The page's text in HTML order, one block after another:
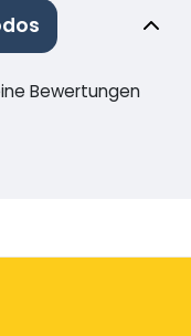
Bewertungen